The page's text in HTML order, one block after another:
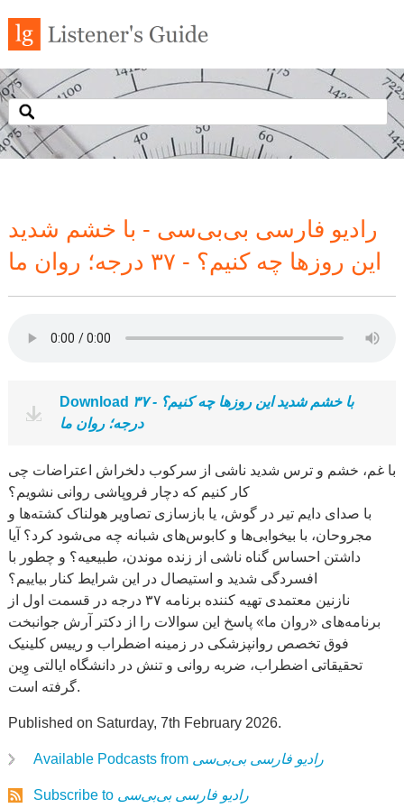
رادیو فارسی بی‌بی‌سی - با خشم شدید
این روزها چه کنیم؟ - ۳۷ درجه؛ روان ما
Download با خشم شدید این روزها چه کنیم؟ - ۳۷
درجه؛ روان ما
با غم، خشم و ترس شدید ناشی از سرکوب دلخراش اعتراضات چی
کار کنیم که دچار فروپاشی روانی نشویم؟
با صدای دایم تیر در گوش، یا بازسازی تصاویر هولناک کشته‌ها و
مجروحان، با بیخوابی‌ها و کابوس‌های شبانه چه می‌شود کرد؟ آیا
داشتن احساس گناه ناشی از زنده‌ موندن، طبیعیه؟ و چطور با
افسردگی شدید و استیصال در این شرایط کنار بیاییم؟
نازنین معتمدی تهیه کننده برنامه ۳۷ درجه در قسمت اول از
برنامه‌های «روان ما» پاسخ این سوالات را از دکتر آرش جوانبخت
فوق تخصص روانپزشکی در زمینه اضطراب و رییس کلینیک
تحقیقاتی اضطراب، ضربه روانی و تنش در دانشگاه ایالتی وِین
گرفته است.
Published on Saturday, 7th February 2026.
Available Podcasts from رادیو فارسی بی‌بی‌سی
Subscribe to رادیو فارسی بی‌بی‌سی